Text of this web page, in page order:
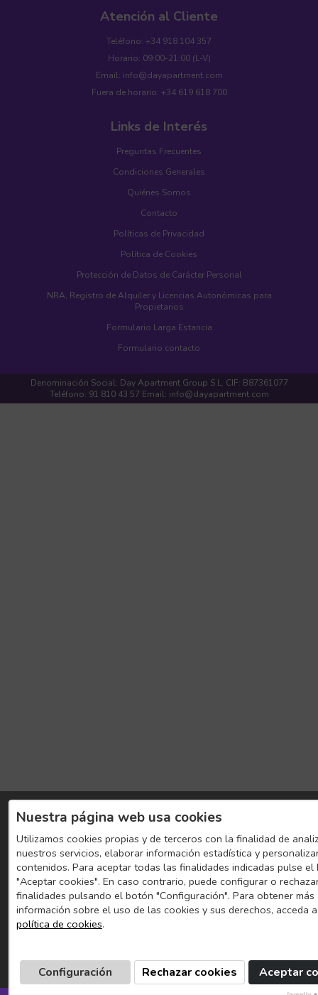
Nuestra página web usa cookies
Utilizamos cookies propias y de terceros con la finalidad de
nuestros servicios, elaborar información estadística y
contenidos. Para aceptar todas las finalidades indicadas pulse
"Aceptar cookies". En caso contrario, puede configurar o
finalidades pulsando el botón "Configuración". Para obtener más
información sobre el uso de las cookies y sus derechos, acceda
política de cookies.
Aceptar
Rechazar cookies
Configuración
Atención al Cliente
Teléfono: +34 918 104 357
Horario: 09:00-21:00 (L-V)
Email: info@dayapartment.com
Fuera de horario: +34 619 618 700
Links de Interés
Preguntas Frecuentes
Condiciones Generales
Quiénes Somos
Contacto
Políticas de Privacidad
Política de Cookies
Protección de Datos de Carácter Personal
NRA, Registro de Alquiler y Licencias Autonómicas para
Propietarios
Formulario Larga Estancia
Formulario contacto
Denominación Social: Day Apartment Group S.L. CIF: B87361077
Teléfono: 91 810 43 57 Email: info@dayapartment.com